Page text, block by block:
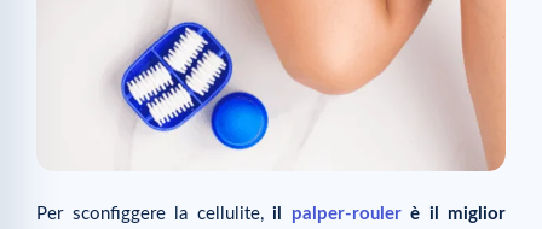
Per sconfiggere la cellulite, il palper-roulerè il miglior